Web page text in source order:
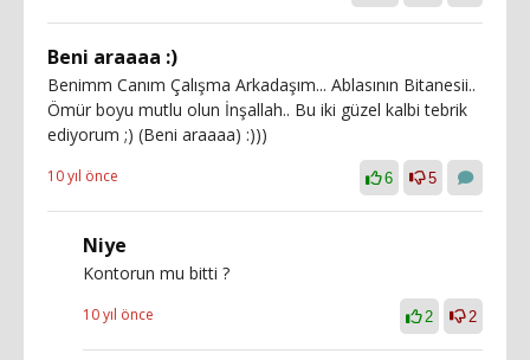
Beni araaaa :)
Benimm Canım Çalışma Arkadaşım... Ablasının Bitanesii..
Ömür boyu mutlu olun İnşallah.. Bu iki güzel kalbi tebrik
ediyorum ;) (Beni araaaa) :)))
10 yıl önce 6 5
Niye
Kontorun mu bitti ?
10 yıl önce 2 2